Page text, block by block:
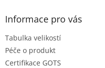
Informace pro vás
Tabulka velikostí
Péče o produkt
Certifikace GOTS